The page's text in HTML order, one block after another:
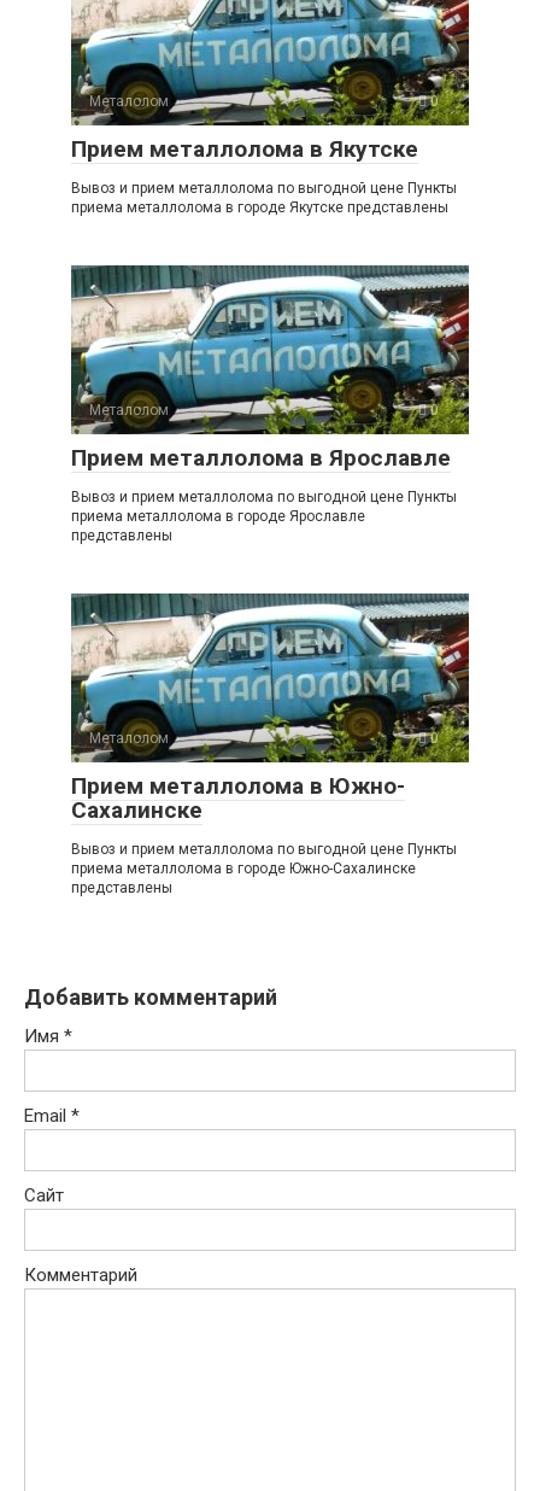
Металолом 0
Прием металлолома в Якутске
Вывоз и прием металлолома по выгодной цене Пункты
приема металлолома в городе Якутске представлены
Металолом 0
Прием металлолома в Ярославле
Вывоз и прием металлолома по выгодной цене Пункты
приема металлолома в городе Ярославле
представлены
Металолом 0
Прием металлолома в Южно-
Сахалинске
Вывоз и прием металлолома по выгодной цене Пункты
приема металлолома в городе Южно-Сахалинске
представлены
Добавить комментарий
Имя *
Email *
Сайт
Комментарий